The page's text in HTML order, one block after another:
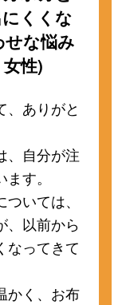
くくな
な悩み
性)
、ありがと
、自分が注
す。
いては、
、以前から
なってきて
かく、お布